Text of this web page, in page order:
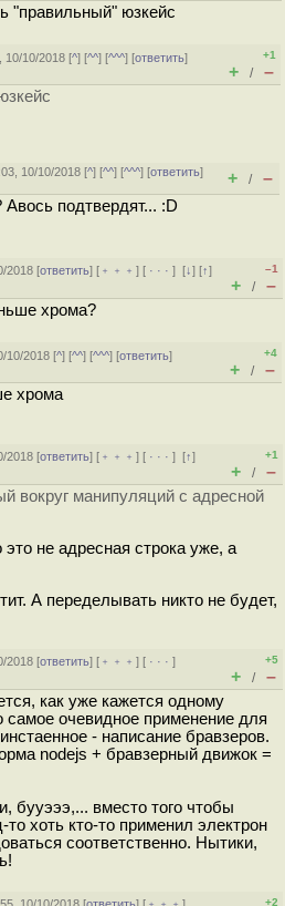
"правильный" юзкейс
10/10/2018 [^] [^^] [^^^] [ответить]
+1
+ / –
10/10/2018 [^] [^^] [^^^] [ответить]
+ / –
Авось подтвердят... :D
2018 [ответить] [ ﹢﹢﹢] [ · · ·][↓] [↑]
–1
+ / –
хрома?
10/2018 [^] [^^] [^^^] [ответить]
+4
+ / –
хрома
2018 [ответить] [ ﹢﹢﹢] [ · · ·][↑]
+1
+ / –
вокруг манипуляций с адресной
не адресная строка уже, а
А переделывать никто не будет,
2018 [ответить] [ ﹢﹢﹢] [ · · ·]
+5
+ / –
как уже кажется одному
очевидное применение для
- написание бравзеров.
nodejs + бравзерный движок =
бууэээ,... вместо того чтобы
то хоть кто-то применил электрон
соответственно. Нытики,
+2